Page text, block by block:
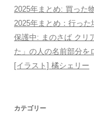
2025年まとめ: 買った
2025年まとめ：行った
保護中: まのさば クリ
た」の人の名前部分を
[イラスト] 橘シェリー
カテゴリー